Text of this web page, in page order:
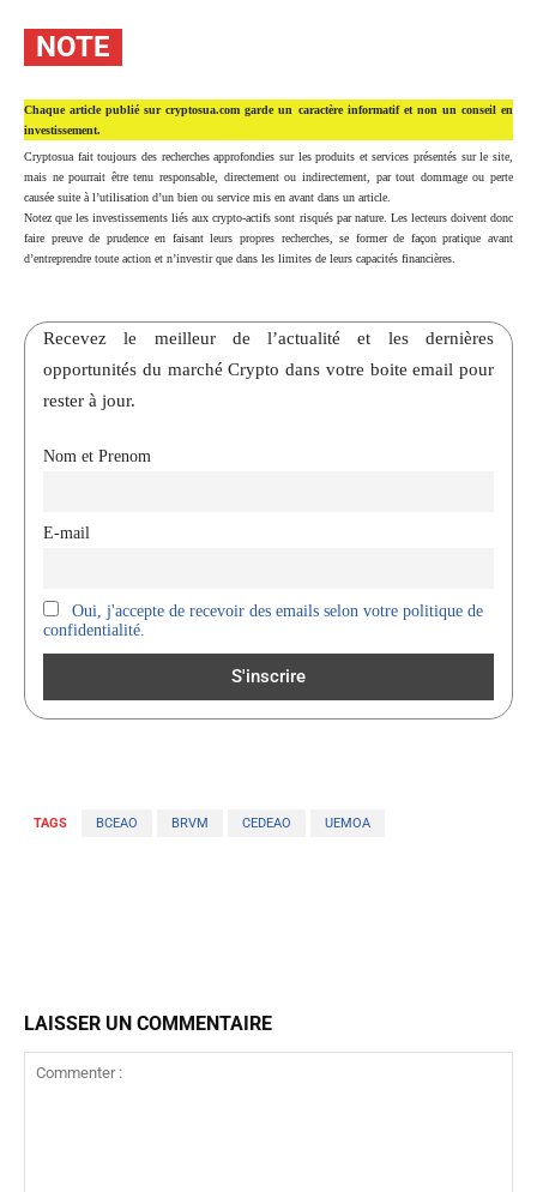
NOTE
Chaque article publié sur cryptosua.com garde un caractère informatif et non un conseil en
investissement.
Cryptosua fait toujours des recherches approfondies sur les produits et services présentés sur le site,
mais ne pourrait être tenu responsable, directement ou indirectement, par tout dommage ou perte
causée suite à l’utilisation d’un bien ou service mis en avant dans un article.
Notez que les investissements liés aux crypto-actifs sont risqués par nature. Les lecteurs doivent donc
faire preuve de prudence en faisant leurs propres recherches, se former de façon pratique avant
d’entreprendre toute action et n’investir que dans les limites de leurs capacités financières.
Recevez le meilleur de l’actualité et les dernières
opportunités du marché Crypto dans votre boite email pour
rester à jour.
Nom et Prenom
E-mail
Oui, j'accepte de recevoir des emails selon votre politique de
confidentialité.
TAGS BCEAO BRVM CEDEAO UEMOA
LAISSER UN COMMENTAIRE